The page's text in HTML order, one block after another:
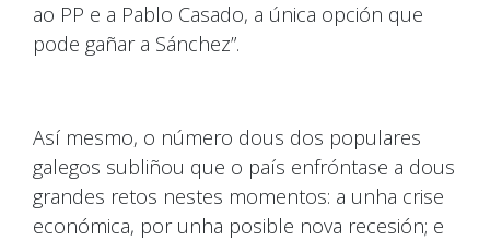
ao PP e a Pablo Casado, a única opción que
pode gañar a Sánchez”.
Así mesmo, o número dous dos populares
galegos subliñou que o país enfróntase a dous
grandes retos nestes momentos: a unha crise
económica, por unha posible nova recesión; e